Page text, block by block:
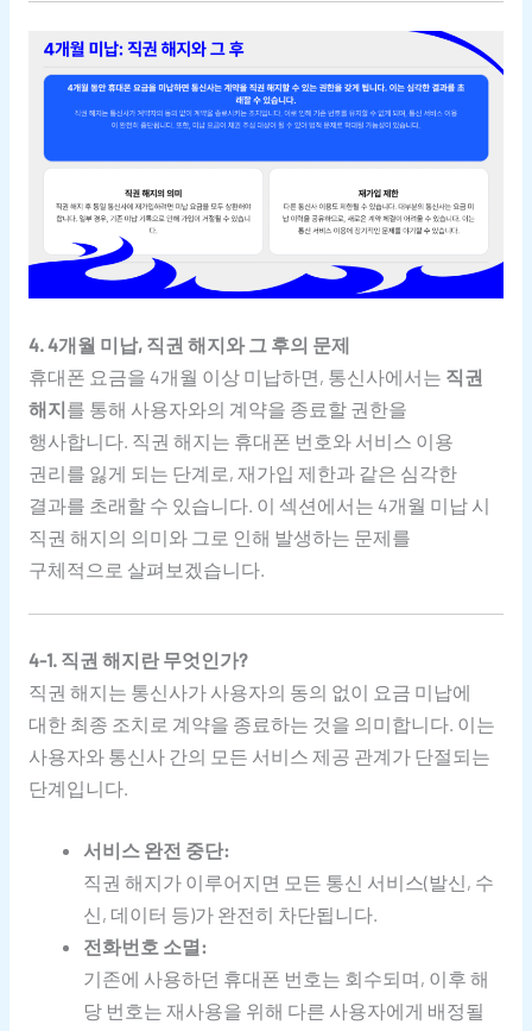
4. 4개월 미납, 직권 해지와 그 후의 문제
휴대폰 요금을 4개월 이상 미납하면, 통신사에서는 직권
해지를 통해 사용자와의 계약을 종료할 권한을
행사합니다. 직권 해지는 휴대폰 번호와 서비스 이용
권리를 잃게 되는 단계로, 재가입 제한과 같은 심각한
결과를 초래할 수 있습니다. 이 섹션에서는 4개월 미납 시
직권 해지의 의미와 그로 인해 발생하는 문제를
구체적으로 살펴보겠습니다.
4-1. 직권 해지란 무엇인가?
직권 해지는 통신사가 사용자의 동의 없이 요금 미납에
대한 최종 조치로 계약을 종료하는 것을 의미합니다. 이는
사용자와 통신사 간의 모든 서비스 제공 관계가 단절되는
단계입니다.
서비스 완전 중단:
직권 해지가 이루어지면 모든 통신 서비스(발신, 수
신, 데이터 등)가 완전히 차단됩니다.
전화번호 소멸:
기존에 사용하던 휴대폰 번호는 회수되며, 이후 해
당 번호는 재사용을 위해 다른 사용자에게 배정될